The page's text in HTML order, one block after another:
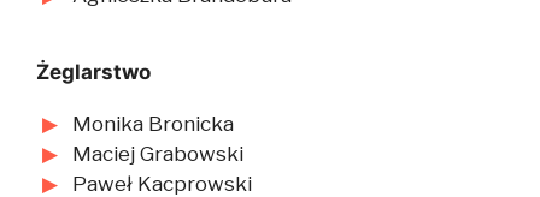
Żeglarstwo
Monika Bronicka
Maciej Grabowski
Paweł Kacprowski